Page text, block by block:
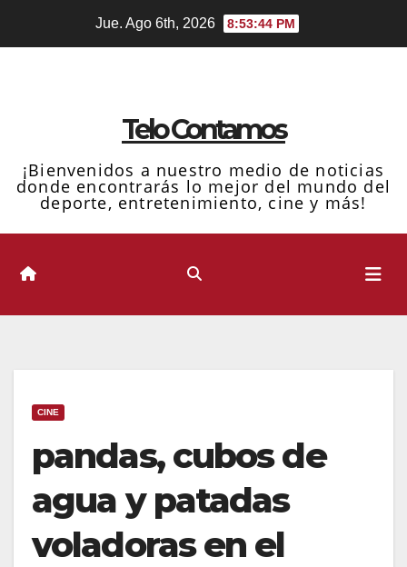
Jue. Ago 6th, 2026 8:53:45 PM
Telo Contamos
¡Bienvenidos a nuestro medio de noticias
donde encontrarás lo mejor del mundo del
deporte, entretenimiento, cine y más!
CINE
pandas, cubos de
agua y patadas
voladoras en el